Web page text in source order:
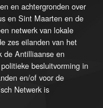
en achtergronden over
en Sint Maarten en de
netwerk van lokale
zes eilanden van het
de Antilliaanse en
besluitvorming in
en/of voor de
Netwerk is